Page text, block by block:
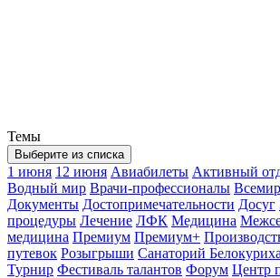
Темы
Выберите из списка
1 июня 12 июня Авиабилеты Активный
Водный мир Врачи-профессионалы
Документы Достопримечательности Досуг
процедуры Лечение ЛФК Медицина
медицина Премиум Премиум+
путевок Розыгрыши Санаторий Белокуриха
Турнир Фестиваль талантов Форум Центр